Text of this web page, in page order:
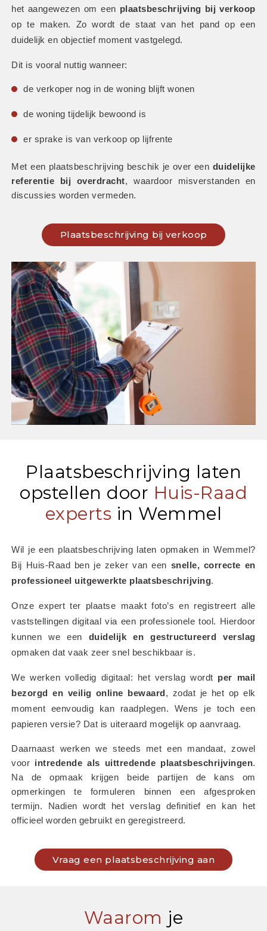
het aangewezen om een plaatsbeschrijving bij verkoop
op te maken. Zo wordt de staat van het pand op een
duidelijk en objectief moment vastgelegd.
Dit is vooral nuttig wanneer:
de verkoper nog in de woning blijft wonen
de woning tijdelijk bewoond is
er sprake is van verkoop op lijfrente
Met een plaatsbeschrijving beschik je over een duidelijke
referentie bij overdracht, waardoor misverstanden en
discussies worden vermeden.
Plaatsbeschrijving bij verkoop
Plaatsbeschrijving laten
opstellen door Huis-Raad
experts in Wemmel
Wil je een plaatsbeschrijving laten opmaken in Wemmel?
Bij Huis-Raad ben je zeker van een snelle, correcte en
professioneel uitgewerkte plaatsbeschrijving.
Onze expert ter plaatse maakt foto’s en registreert alle
vaststellingen digitaal via een professionele tool. Hierdoor
kunnen we een duidelijk en gestructureerd verslag
opmaken dat vaak zeer snel beschikbaar is.
We werken volledig digitaal: het verslag wordt per mail
bezorgd en veilig online bewaard , zodat je het op elk
moment eenvoudig kan raadplegen. Wens je toch een
papieren versie? Dat is uiteraard mogelijk op aanvraag.
Daarnaast werken we steeds met een mandaat, zowel
voor intredende als uittredende plaatsbeschrijvingen.
Na de opmaak krijgen beide partijen de kans om
opmerkingen te formuleren binnen een afgesproken
termijn. Nadien wordt het verslag definitief en kan het
officieel worden gebruikt en geregistreerd.
Vraag een plaatsbeschrijving aan
Waarom je